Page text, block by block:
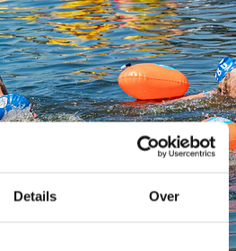
Details Over